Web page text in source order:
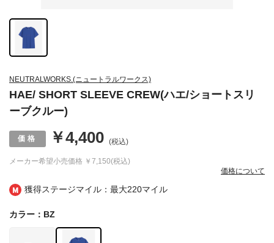
獲得ステージマイル：最大220マイル
NEUTRALWORKS.(ニュートラルワークス)
HAE/ SHORT SLEEVE CREW(ハエ/ショートスリ
ーブクルー)
メーカー希望小売価格 ￥7,150(税込)
￥4,400 (税込)
価格について
カラー：BZ